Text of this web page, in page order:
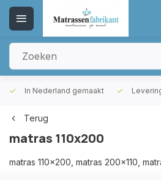
In Nederland gemaakt
Terug
matras 110x200
matras 110x200, matras 200x110,